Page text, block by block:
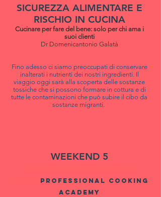
SICUREZZA ALIMENTARE E
RISCHIO IN CUCINA
Cucinare per fare del bene: solo per chi ama i
suoi clienti
Dr Domenicantonio Galatà
Fino adesso ci siamo preoccupati di conservare
inalterati i nutrienti dei nostri ingredienti. Il
viaggio oggi sarà alla scoperta delle sostanze
tossiche che si possono formare in cottura e di
tutte le contaminazioni che può subire il cibo da
sostanze migranti.
WEEKEND 5
PROFESSIONAL COOKING
ACADEMY